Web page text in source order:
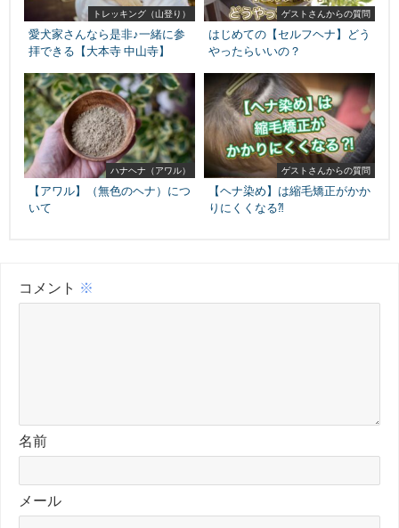
トレッキング（山登り）
愛犬家さんなら是非♪一緒に参
拝できる【大本寺 中山寺】
ゲストさんからの質問
はじめての【セルフヘナ】どう
やったらいいの？
ハナヘナ（アワル）
【アワル】（無色のヘナ）につ
いて
ゲストさんからの質問
【ヘナ染め】は縮毛矯正がかか
りにくくなる⁈
コメント ※
名前
メール